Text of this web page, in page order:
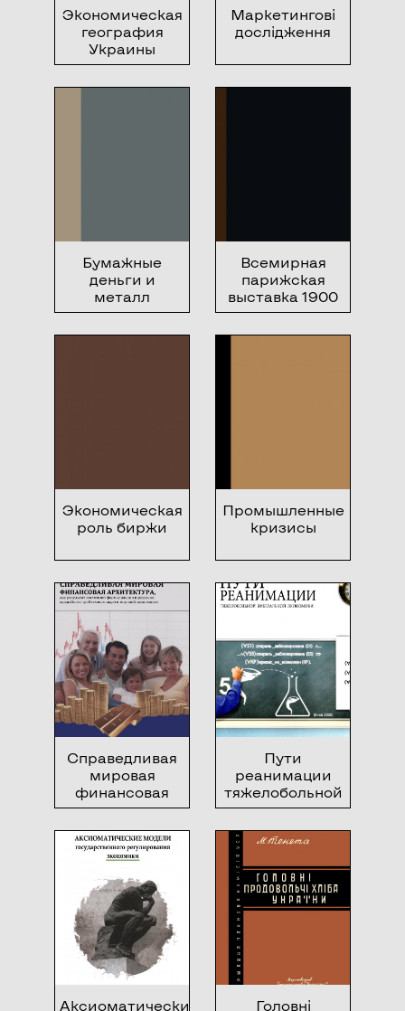
Экономическая
география
Украины
Маркетингові
дослідження
Бумажные
деньги и
металл
Всемирная
парижская
выставка 1900
года в
иллюстрациях
Экономическая
роль биржи
Промышленные
кризисы
Справедливая
мировая
финансовая
архитектура,
как результат
системной
формализации
и решения
важнейших
проблемных
задач в
мировой
экономике
Пути
реанимации
тяжелобольной
либеральной
экономики
Аксиоматические Головні